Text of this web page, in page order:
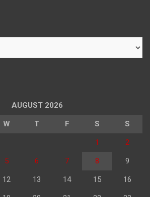
AUGUST 2026
W T F S S
1 2
5 6 7 8 9
12 13 14 15 16